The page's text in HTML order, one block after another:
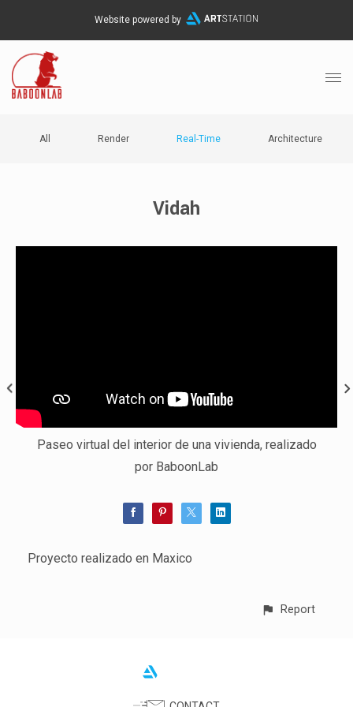
Website powered by
All Render Real-Time Architecture
Vidah
Paseo virtual del interior de una vivienda, realizado
por BaboonLab
Proyecto realizado en Maxico
Report